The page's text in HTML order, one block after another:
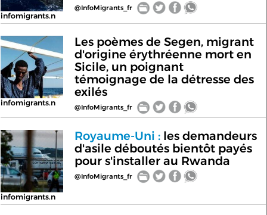
infomigrants.n
@InfoMigrants_fr
infomigrants.n
Les poèmes de Segen, migrant
d'origine érythréenne mort en
Sicile, un poignant
témoignage de la détresse des
exilés
@InfoMigrants_fr
infomigrants.n
Royaume-Uni :les demandeurs
d'asile déboutés bientôt payés
pour s'installer au Rwanda
@InfoMigrants_fr